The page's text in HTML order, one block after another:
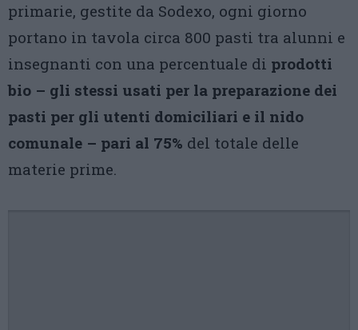
primarie, gestite da Sodexo, ogni giorno
portano in tavola circa 800 pasti tra alunni e
insegnanti con una percentuale di prodotti
bio – gli stessi usati per la preparazione dei
pasti per gli utenti domiciliari e il nido
comunale – pari al 75% del totale delle
materie prime.